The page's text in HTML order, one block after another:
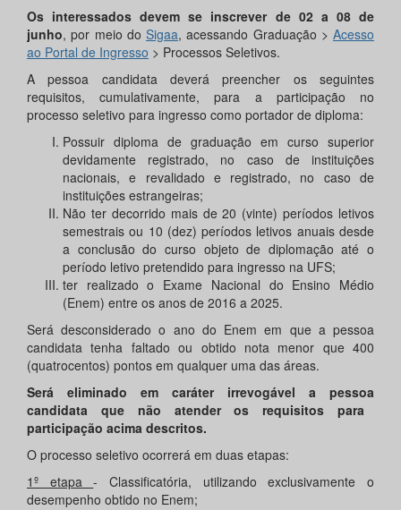
Os interessados devem se inscrever de 02 a 08de
junho, por meio do Sigaa, acessando Graduação > Acesso
ao Portal de Ingresso > Processos Seletivos.
A pessoa candidata deverá preencher os seguintes
requisitos, cumulativamente, para a participação no
processo seletivo para ingresso como portador de diploma:
Possuir diploma de graduação em curso superior
devidamente registrado, no caso de instituições
nacionais, e revalidado e registrado, no caso de
instituições estrangeiras;
Não ter decorrido mais de 20 (vinte) períodos letivos
semestrais ou 10 (dez) períodos letivos anuais desde
a conclusão do curso objeto de diplomação até o
período letivo pretendido para ingresso na UFS;
ter realizado o Exame Nacional do Ensino Médio
(Enem) entre os anos de 2016 a 2025.
Será desconsiderado o ano do Enem em que a pessoa
candidata tenha faltado ou obtido nota menor que 400
(quatrocentos) pontos em qualquer uma das áreas.
Será eliminado em caráter irrevogável a pessoa
candidata que não atender os requisitos para
participação acima descritos.
O processo seletivo ocorrerá em duas etapas:
1º etapa- Classificatória, utilizando exclusivamente o
desempenho obtido no Enem;